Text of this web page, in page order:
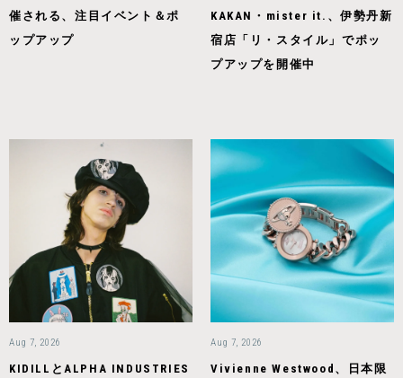
催される、注目イベント＆ポ
ップアップ
KAKAN・mister it.、伊勢丹新
宿店「リ・スタイル」でポッ
プアップを開催中
Aug 7, 2026
KIDILLとALPHA INDUSTRIES
Aug 7, 2026
Vivienne Westwood、日本限